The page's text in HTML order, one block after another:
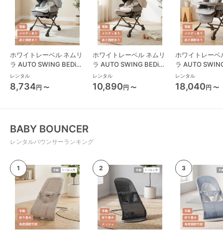
ホワイトレーベル ネムリ
ラ AUTO SWING BEDi
Long スリープシェル EG
コンビ(Combi) ハイロー
チェア・ベビーラック
レンタル
8,734円 〜
ホワイトレーベル ネムリ
ラ AUTO SWING BEDi
Long スリープシェル EG
＋ コンビ(Combi) ハイロ
ーチェア・ベビーラック
レンタル
10,890円 〜
ホワイトレーベ
ラ AUTO
Long EG コンビ(Combi)
ハイローチェア
ラック
レンタル
18,040円 〜
BABY BOUNCER
レンタルバウンサーランキング